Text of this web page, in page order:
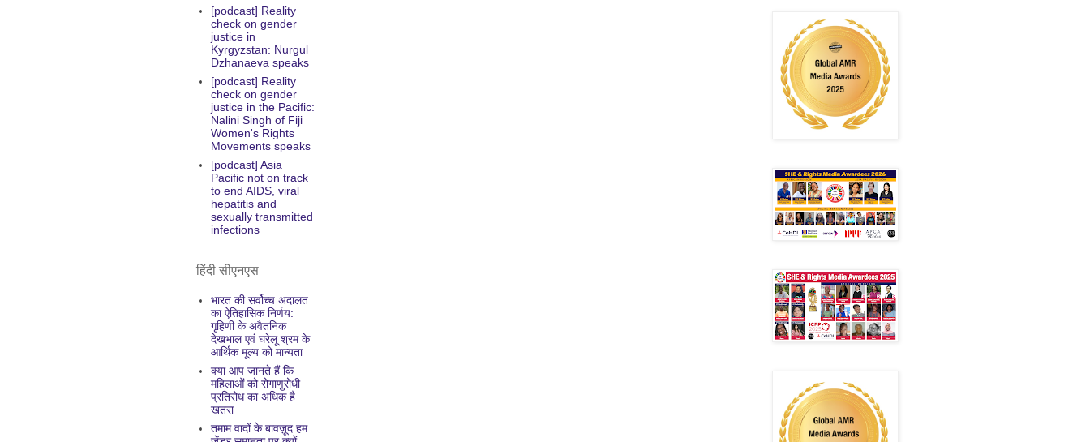
[podcast] Reality
check on gender
justice in
Kyrgyzstan: Nurgul
Dzhanaeva speaks
[podcast] Reality
check on gender
justice in the Pacific:
Nalini Singh of Fiji
Women's Rights
Movements speaks
[podcast] Asia
Pacific not on track
to end AIDS, viral
hepatitis and
sexually transmitted
infections
हिंदी सीएनएस
भारत की सर्वोच्च अदालत
का ऐतिहासिक निर्णय:
गृहिणी के अवैतनिक
देखभाल एवं घरेलू श्रम के
आर्थिक मूल्य को मान्यता
क्या आप जानते हैं कि
महिलाओं को रोगाणुरोधी
प्रतिरोध का अधिक है
खतरा
तमाम वादों के बावज़ूद हम